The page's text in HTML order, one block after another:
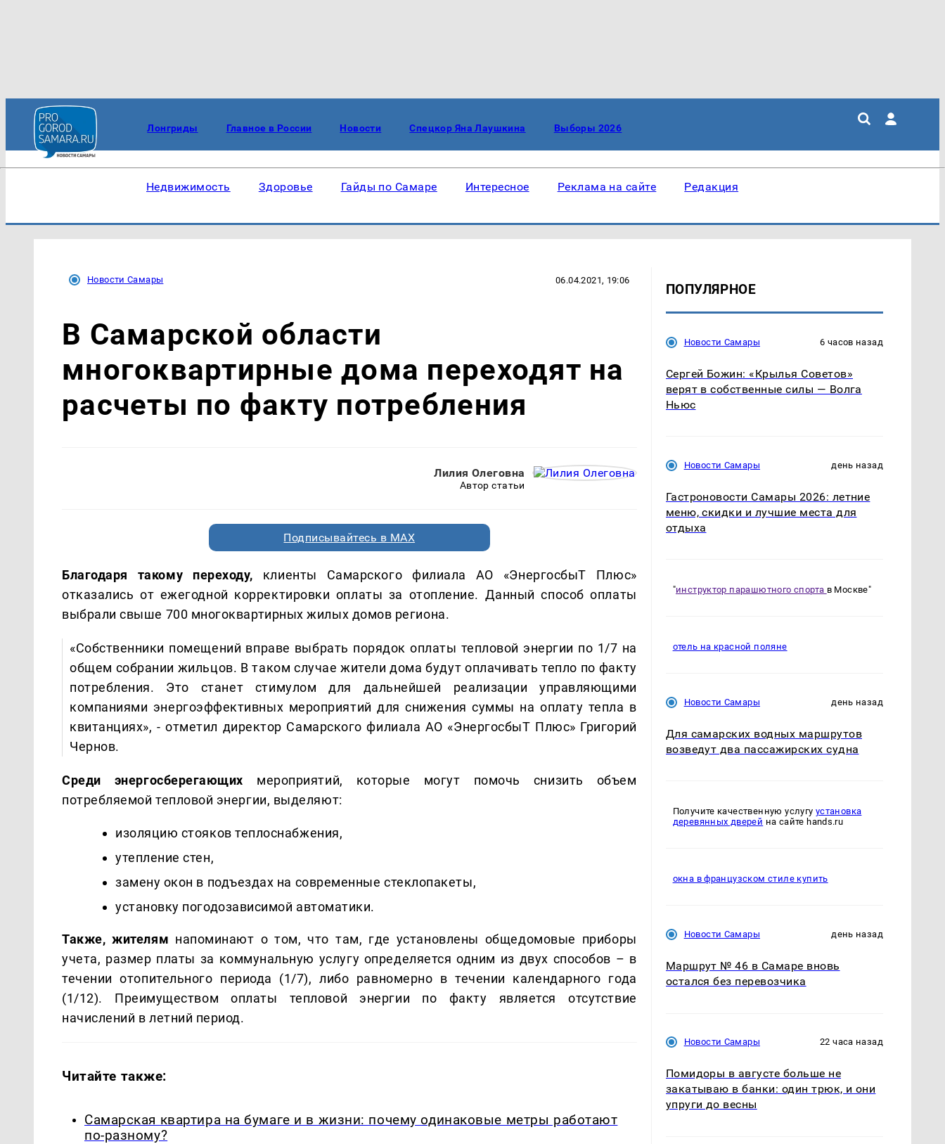
Лонгриды Главное в России Новости Спецкор Яна Лаушкина Выборы 2026
Недвижимость Здоровье Гайды по Самаре Интересное Реклама на сайте Редакция
Новости Самары 06.04.2021, 19:06
В Самарской области
многоквартирные дома переходят на
расчеты по факту потребления
Лилия Олеговна
Автор статьи
Подписывайтесь в MAX
Благодаря такому переходу, клиенты Самарского филиала АО «ЭнергосбыТ Плюс»
отказались от ежегодной корректировки оплаты за отопление. Данный способ оплаты
выбрали свыше 700 многоквартирных жилых домов региона.
«Собственники помещений вправе выбрать порядок оплаты тепловой энергии по 1/7 на
общем собрании жильцов. В таком случае жители дома будут оплачивать тепло по факту
потребления. Это станет стимулом для дальнейшей реализации управляющими
компаниями энергоэффективных мероприятий для снижения суммы на оплату тепла в
квитанциях», - отметил директор Самарского филиала АО «ЭнергосбыТ Плюс» Григорий
Чернов.
Среди энергосберегающих мероприятий, которые могут помочь снизить объем
потребляемой тепловой энергии, выделяют:
изоляцию стояков теплоснабжения,
утепление стен,
замену окон в подъездах на современные стеклопакеты,
установку погодозависимой автоматики.
Также, жителям напоминают о том, что там, где установлены общедомовые приборы
учета, размер платы за коммунальную услугу определяется одним из двух способов – в
течении отопительного периода (1/7), либо равномерно в течении календарного года
(1/12). Преимуществом оплаты тепловой энергии по факту является отсутствие
начислений в летний период.
Читайте также:
Самарская квартира на бумаге и в жизни: почему одинаковые метры работают
по-разному?
ПОПУЛЯРНОЕ
Новости Самары 6 часов назад
Сергей Божин: «Крылья Советов»
верят в собственные силы — Волга
Ньюс
Новости Самары день назад
Гастроновости Самары 2026: летние
меню, скидки и лучшие места для
отдыха
"инструктор парашютного спорта в Москве"
отель на красной поляне
Новости Самары день назад
Для самарских водных маршрутов
возведут два пассажирских судна
Получите качественную услугу установка
деревянных дверей на сайте hands.ru
окна в французском стиле купить
Новости Самары день назад
Маршрут № 46 в Самаре вновь
остался без перевозчика
Новости Самары 22 часа назад
Помидоры в августе больше не
закатываю в банки: один трюк, и они
упруги до весны